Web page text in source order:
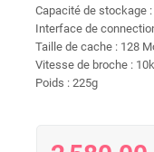
Capacité de stockage :
Interface de
Taille de cache : 128
Vitesse de broche :
Poids : 225g